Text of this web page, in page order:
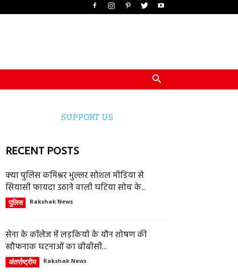
SUPPORT US
RECENT POSTS
क्या पुलिस कमिश्नर भुल्लर सोशल मीडिया से
सियासी फायदा उठाने वाली घटिया सोच के...
पुलिस Rakshak News
सेना के कॉलेज में लड़कियों के यौन शोषण की
खौफनाक घटनाओं का बीबीसी...
अंतर्राष्ट्रीय Rakshak News